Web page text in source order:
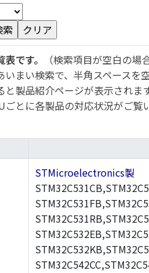
です。
（検索項目が空白の場
まい検索で、半角スペースを
製品紹介ページが表示されます
とに各製品の対応状況がご覧
STMicroelectronics製